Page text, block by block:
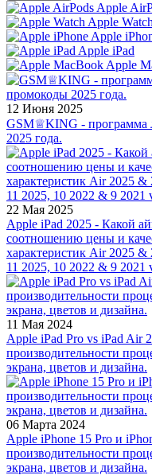
Apple
Apple Watch
Apple
Apple iPad
Apple
12 Июня 2025
GSM♕KING - программа
2025 года.
22 Мая 2025
Apple iPad 2025 - Какой
соотношению цены и
характеристик Air 2025 &
11 2025, 10 2022 & 9 2021
11 Мая 2024
Apple iPad Pro vs iPad Air
производительности
экрана, цветов и дизайна.
06 Марта 2024
Apple iPhone 15 Pro и
производительности
экрана, цветов и дизайна.